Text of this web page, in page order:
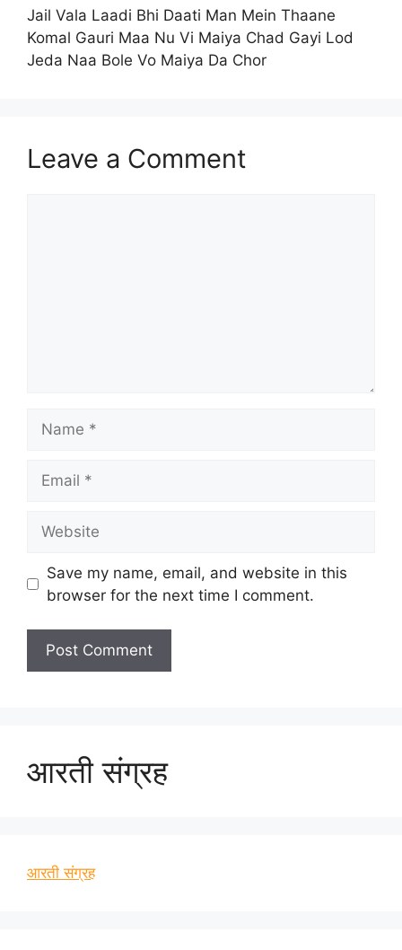
Jail Vala Laadi Bhi Daati Man Mein Thaane
Komal Gauri Maa Nu Vi Maiya Chad Gayi Lod
Jeda Naa Bole Vo Maiya Da Chor
Leave a Comment
Save my name, email, and website in this
browser for the next time I comment.
आरती संग्रह
आरती संग्रह